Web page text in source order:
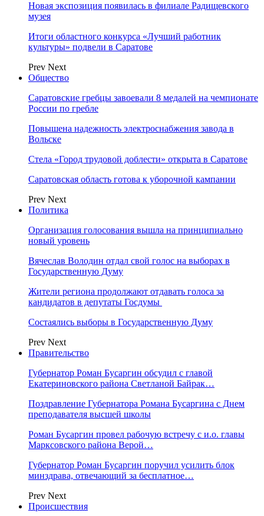
Новая экспозиция появилась в филиале Радищевского
музея
Итоги областного конкурса «Лучший работник
культуры» подвели в Саратове
Prev Next
Общество
Саратовские гребцы завоевали 8 медалей на чемпионате
России по гребле
Повышена надежность электроснабжения завода в
Вольске
Стела «Город трудовой доблести» открыта в Саратове
Саратовская область готова к уборочной кампании
Prev Next
Политика
Организация голосования вышла на принципиально
новый уровень
Вячеслав Володин отдал свой голос на выборах в
Государственную Думу
Жители региона продолжают отдавать голоса за
кандидатов в депутаты Госдумы
Состаялись выборы в Государственную Думу
Prev Next
Правительство
Губернатор Роман Бусаргин обсудил с главой
Екатериновского района Светланой Байрак…
Поздравление Губернатора Романа Бусаргина с Днем
преподавателя высшей школы
Роман Бусаргин провел рабочую встречу с и.о. главы
Марксовского района Верой…
Губернатор Роман Бусаргин поручил усилить блок
минздрава, отвечающий за бесплатное…
Prev Next
Происшествия